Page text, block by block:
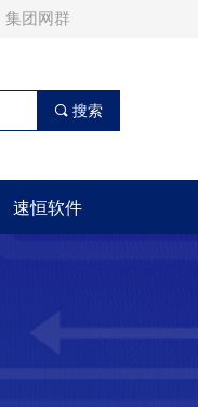
集团网群
끠 搜索
速恒软件